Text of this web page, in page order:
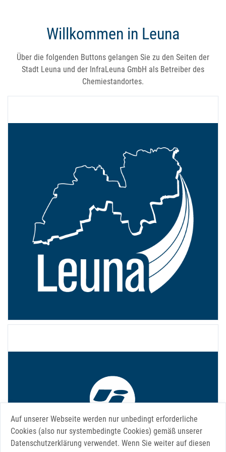
Auf unserer Webseite werden nur unbedingt erforderliche
Cookies (also nur systembedingte Cookies) gemäß unserer
Datenschutzerklärung verwendet. Wenn Sie weiter auf diesen
Willkommen in Leuna
Über die folgenden Buttons gelangen Sie zu den Seiten der
Stadt Leuna und der InfraLeuna GmbH als Betreiber des
Chemiestandortes.